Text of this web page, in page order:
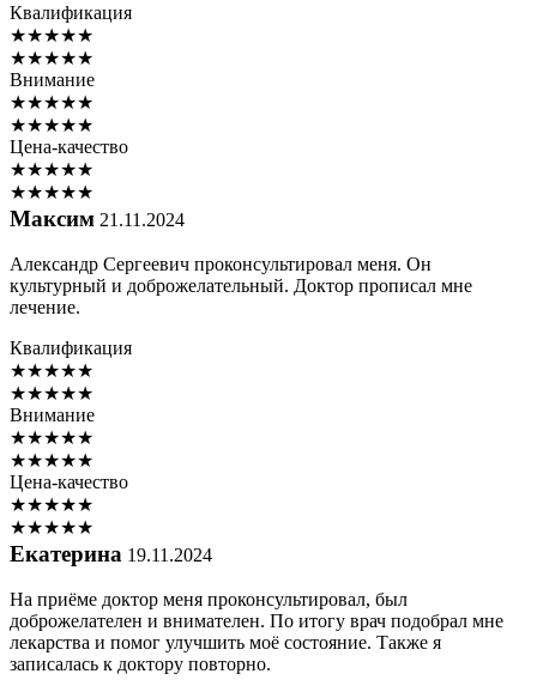
Квалификация
★★★★★
★★★★★
Внимание
★★★★★
★★★★★
Цена-качество
★★★★★
★★★★★
Максим 21.11.2024
Александр Сергеевич проконсультировал меня. Он
культурный и доброжелательный. Доктор прописал мне
лечение.
Квалификация
★★★★★
★★★★★
Внимание
★★★★★
★★★★★
Цена-качество
★★★★★
★★★★★
Екатерина 19.11.2024
На приёме доктор меня проконсультировал, был
доброжелателен и внимателен. По итогу врач подобрал мне
лекарства и помог улучшить моё состояние. Также я
записалась к доктору повторно.